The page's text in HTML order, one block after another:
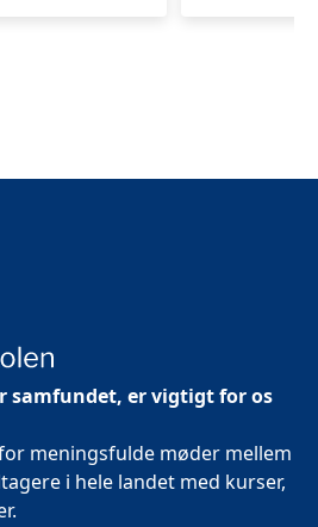
samfundet, er vigtigt for os
meningsfulde møder mellem
i hele landet med kurser,